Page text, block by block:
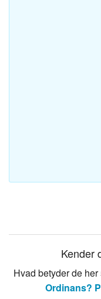
Kender
Hvad betyder de
Ordinans?